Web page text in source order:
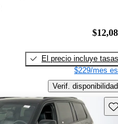
El precio incluye tasas
$229/mes
Verif. disponibilidad